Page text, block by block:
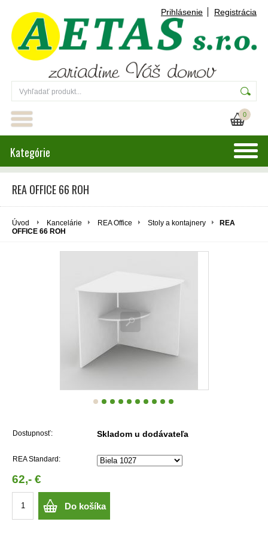
Prihlásenie Registrácia
0
Kategórie
REA OFFICE 66 ROH
Úvod Kancelárie REA Office Stoly a kontajnery
REA
OFFICE 66 ROH
Dostupnosť: Skladom u dodávateľa
REA Standard:
62,- €
Do košíka